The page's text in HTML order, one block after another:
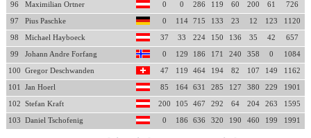
96 Maximilian Ortner 0 0 286 119 60 200 61 726
97 Pius Paschke 0 114 715 133 23 12 123 1120
98 Michael Hayboeck 37 33 224 150 136 35 42 657
99 Johann Andre Forfang 0 129 186 171 240 358 0 1084
100 Gregor Deschwanden 47 119 464 194 82 107 149 1162
101 Jan Hoerl 85 164 631 285 127 380 229 1901
102 Stefan Kraft 200 105 467 292 64 204 263 1595
103 Daniel Tschofenig 0 186 636 320 190 460 199 1991